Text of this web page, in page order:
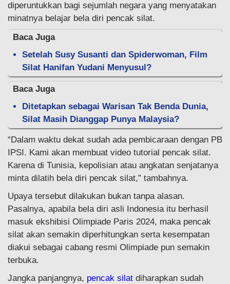
diperuntukkan bagi sejumlah negara yang menyatakan
minatnya belajar bela diri pencak silat.
Baca Juga
Setelah Susy Susanti dan Spiderwoman, Film
Silat Hanifan Yudani Menyusul?
Baca Juga
Ditetapkan sebagai Warisan Tak Benda Dunia,
Silat Masih Dianggap Punya Malaysia?
“Dalam waktu dekat sudah ada pembicaraan dengan PB
IPSI. Kami akan membuat video tutorial pencak silat.
Karena di Tunisia, kepolisian atau angkatan senjatanya
minta dilatih bela diri pencak silat,” tambahnya.
Upaya tersebut dilakukan bukan tanpa alasan.
Pasalnya, apabila bela diri asli Indonesia itu berhasil
masuk ekshibisi Olimpiade Paris 2024, maka pencak
silat akan semakin diperhitungkan serta kesempatan
diakui sebagai cabang resmi Olimpiade pun semakin
terbuka.
Jangka panjangnya, pencak silat diharapkan sudah